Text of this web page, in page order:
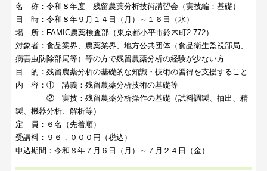
名 称：令和８年度 残留農薬分析技術講習会（実技編：基礎）
日 時：令和８年９月１４日（月）～１６日（水）
場 所：FAMIC農薬検査部（東京都小平市鈴木町2-772）
対象者：食品業界、農薬業界、地方公共団体（食品衛生監視部局、
病害虫防除部局等）等の方で残留農薬分析の経験が少ない方
目 的：残留農薬分析の基礎的な知識・技術の習得を支援すること
内 容：① 講義：残留農薬分析技術の基礎等
② 実技：残留農薬分析操作の基礎（試料調製、抽出、精
製、機器分析、解析等）
定 員：６名（先着順）
受講料：９６，０００円（税込）
申込期間：令和８年７月６日（月）～７月２４日（金）